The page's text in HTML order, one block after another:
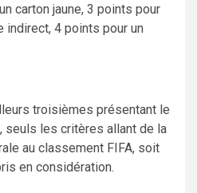
carton jaune, 3 points pour
indirect, 4 points pour un
troisièmes présentant le
seuls les critères allant de la
au classement FIFA, soit
en considération.